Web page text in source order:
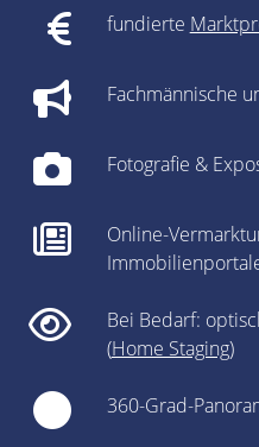
fundierte
Fachmännische
Fotografie &
Online-
Bei Bedarf:
(Home Staging)
360-Grad-